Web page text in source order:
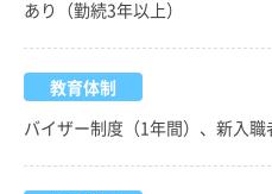
あり（勤続3年以上）
教育体制
バイザー制度（1年間）、新入